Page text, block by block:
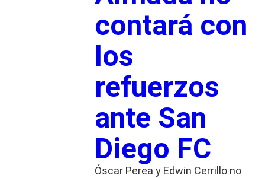
contará con
los
refuerzos
ante San
Diego FC
Óscar Perea y Edwin Cerrillo no